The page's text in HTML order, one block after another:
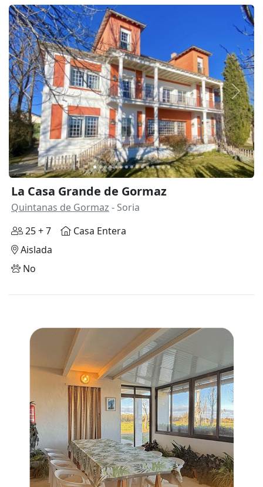
Anterior
La Casa Grande de Gormaz
Quintanas de Gormaz - Soria
25 + 7
Casa Entera
Aislada
No